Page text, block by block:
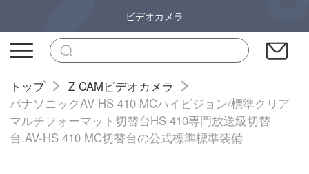
ビデオカメラ
トップ
Z CAMビデオカメラ
パナソニックAV-HS 410 MCハイビジョン/標準クリア
マルチフォーマット切替台HS 410専門放送級切替
台.AV-HS 410 MC切替台の公式標準標準装備